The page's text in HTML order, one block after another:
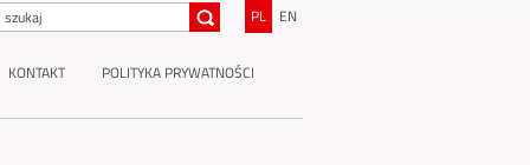
PL EN
KONTAKT POLITYKA PRYWATNOŚCI